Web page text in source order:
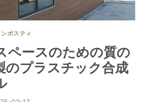
ポスティ
ペースのための質の
のプラスチック合成